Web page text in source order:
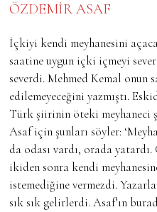
ÖZDEMİR ASAF
İçkiyi kendi meyhanesini
saatine uygun içki içmeyi
severdi. Mehmed Kemal onun
edilemeyeceğini yazmıştı.
Türk şiirinin öteki meyhaneci
Asaf için şunları söyler:
da odası vardı, orada
ikiden sonra kendi
istemediğine vermezdi.
sık sık gelirlerdi. Asaf’ın